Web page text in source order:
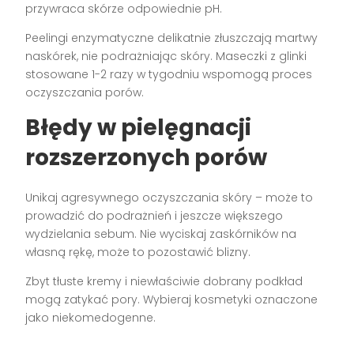
przywraca skórze odpowiednie pH.
Peelingi enzymatyczne delikatnie złuszczają martwy
naskórek, nie podrażniając skóry. Maseczki z glinki
stosowane 1-2 razy w tygodniu wspomogą proces
oczyszczania porów.
Błędy w pielęgnacji
rozszerzonych porów
Unikaj agresywnego oczyszczania skóry – może to
prowadzić do podrażnień i jeszcze większego
wydzielania sebum. Nie wyciskaj zaskórników na
własną rękę, może to pozostawić blizny.
Zbyt tłuste kremy i niewłaściwie dobrany podkład
mogą zatykać pory. Wybieraj kosmetyki oznaczone
jako niekomedogenne.